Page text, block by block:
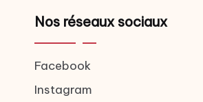
Nos réseaux sociaux
Facebook
Instagram